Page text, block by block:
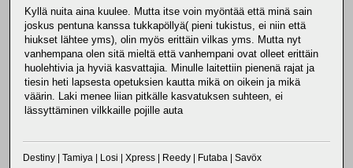
Kyllä nuita aina kuulee. Mutta itse voin myöntää että minä sain
joskus pentuna kanssa tukkapöllyä( pieni tukistus, ei niin että
hiukset lähtee yms), olin myös erittäin vilkas yms. Mutta nyt
vanhempana olen sitä mieltä että vanhempani ovat olleet erittäin
huolehtivia ja hyviä kasvattajia. Minulle laitettiin pienenä rajat ja
tiesin heti lapsesta opetuksien kautta mikä on oikein ja mikä
väärin. Laki menee liian pitkälle kasvatuksen suhteen, ei
lässyttäminen vilkkaille pojille auta
Destiny | Tamiya | Losi | Xpress | Reedy | Futaba | Savöx